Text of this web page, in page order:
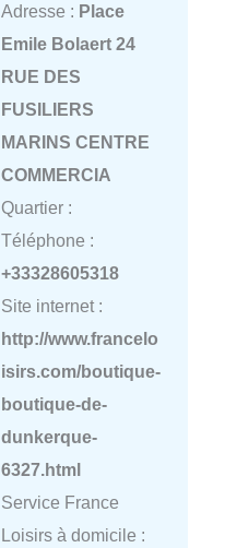
Adresse : Place
Emile Bolaert 24
RUE DES
FUSILIERS
MARINS CENTRE
COMMERCIA
Quartier :
Téléphone :
+33328605318
Site internet :
http://www.francelo
isirs.com/boutique-
boutique-de-
dunkerque-
6327.html
Service France
Loisirs à domicile :